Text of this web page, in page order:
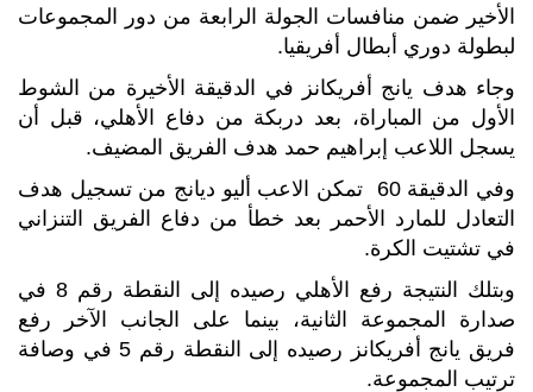
الأخير ضمن منافسات الجولة الرابعة من دور المجموعات
لبطولة دوري أبطال أفريقيا.
وجاء هدف يانج أفريكانز في الدقيقة الأخيرة من الشوط
الأول من المباراة، بعد دربكة من دفاع الأهلي، قبل أن
يسجل اللاعب إبراهيم حمد هدف الفريق المضيف.
وفي الدقيقة 60 تمكن الاعب أليو ديانج من تسجيل هدف
التعادل للمارد الأحمر بعد خطأ من دفاع الفريق التنزاني
في تشتيت الكرة.
وبتلك النتيجة رفع الأهلي رصيده إلى النقطة رقم 8 في
صدارة المجموعة الثانية، بينما على الجانب الآخر رفع
فريق يانج أفريكانز رصيده إلى النقطة رقم 5 في وصافة
ترتيب المجموعة.